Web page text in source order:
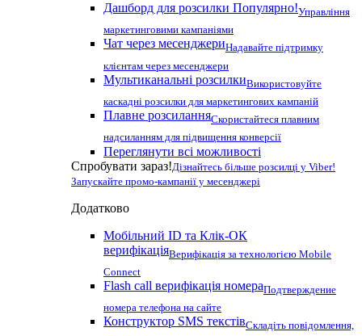
Дашборд для розсилки Популярно!Управління
маркетинговими кампаніями
Чат через месенджериНадавайте підтримку
клієнтам через месенджери
Мультиканальні розсилкиВикористовуйте
каскадні розсилки для маркетингових кампаній
Плавне розсиланняСкористайтеся плавним
надсиланням для підвищення конверсії
Переглянути всі можливості
Спробувати зараз!Дізнайтесь більше розсилці у Viber!
Запускайте промо-кампанії у месенджері
Додатково
Мобільний ID та Клік-ОК
верифікаціяВерифікація за технологією Mobile
Connect
Flash call верифікація номераПодтверждение
номера телефона на сайте
Конструктор SMS текстівСкладіть повідомлення,